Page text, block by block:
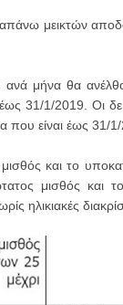
μεικτών
ανά μήνα θα
31/1/2019. Οι
που είναι έως 31/1/
και το
μισθός και
ηλικιακές